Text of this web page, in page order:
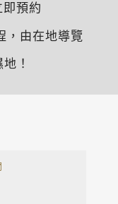
預約
，由在地導覽
！